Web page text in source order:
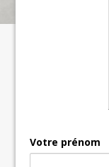
Votre prénom